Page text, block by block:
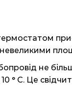
невеликими
не
° C. Це